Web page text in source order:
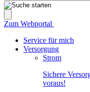
Zum Webportal
Service für mich
Versorgung
Strom
Sichere
voraus!